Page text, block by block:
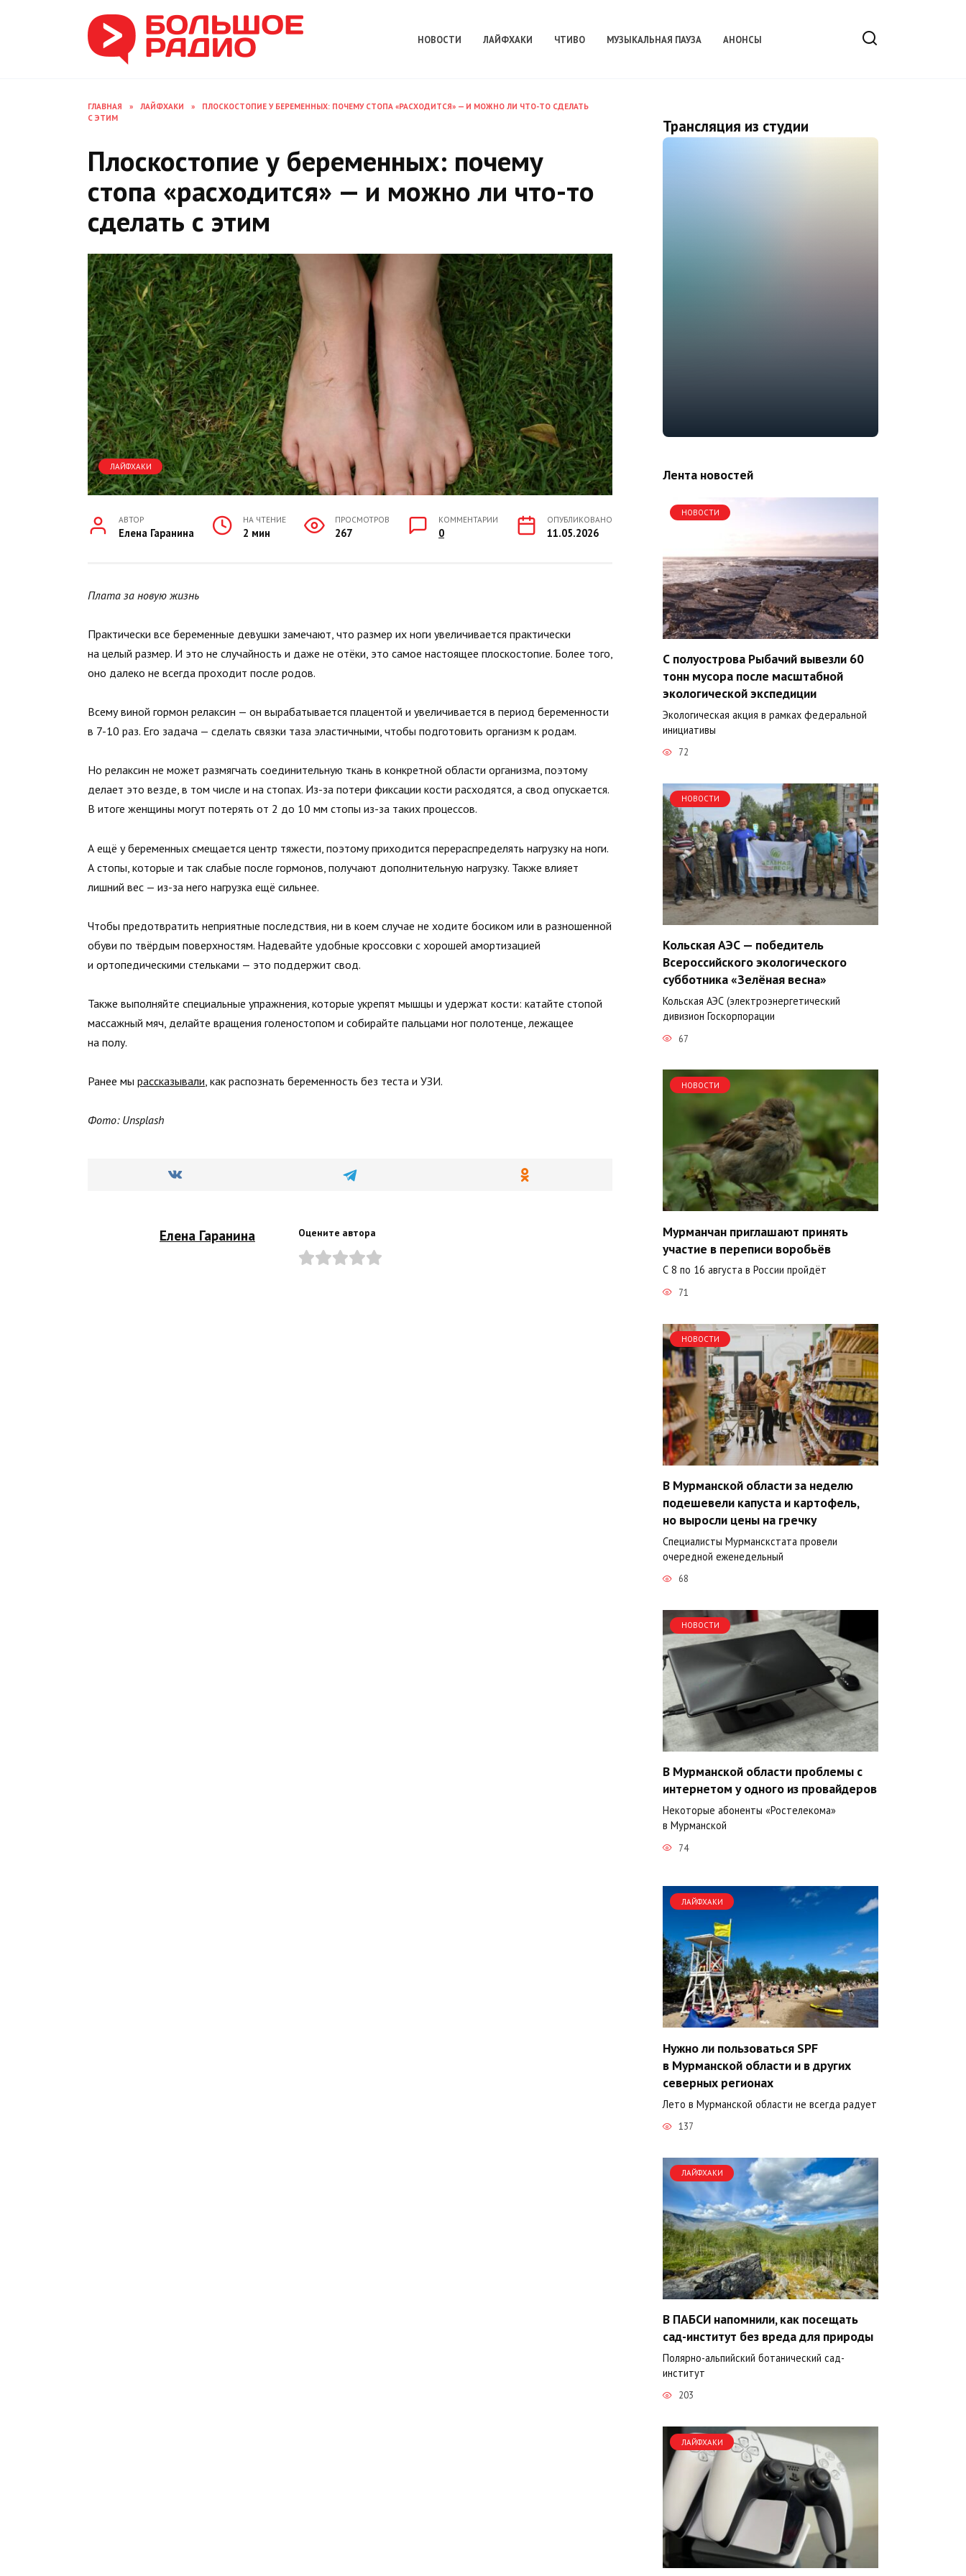
НОВОСТИ ЛАЙФХАКИ ЧТИВО МУЗЫКАЛЬНАЯ ПАУЗА АНОНСЫ
ГЛАВНАЯ » ЛАЙФХАКИ »
ПЛОСКОСТОПИЕ У БЕРЕМЕННЫХ: ПОЧЕМУ СТОПА «РАСХОДИТСЯ» — И МОЖНО ЛИ ЧТО-ТО СДЕЛАТЬ
С ЭТИМ
Плоскостопие у беременных: почему
стопа «расходится» — и можно ли что-то
сделать с этим
ЛАЙФХАКИ
АВТОР
Елена Гаранина
НА ЧТЕНИЕ
2 мин
ПРОСМОТРОВ
267
КОММЕНТАРИИ
0
ОПУБЛИКОВАНО
11.05.2026
Плата за новую жизнь
Практически все беременные девушки замечают, что размер их ноги увеличивается практически
на целый размер. И это не случайность и даже не отёки, это самое настоящее плоскостопие. Более того,
оно далеко не всегда проходит после родов.
Всему виной гормон релаксин — он вырабатывается плацентой и увеличивается в период беременности
в 7-10 раз. Его задача — сделать связки таза эластичными, чтобы подготовить организм к родам.
Но релаксин не может размягчать соединительную ткань в конкретной области организма, поэтому
делает это везде, в том числе и на стопах. Из-за потери фиксации кости расходятся, а свод опускается.
В итоге женщины могут потерять от 2 до 10 мм стопы из-за таких процессов.
А ещё у беременных смещается центр тяжести, поэтому приходится перераспределять нагрузку на ноги.
А стопы, которые и так слабые после гормонов, получают дополнительную нагрузку. Также влияет
лишний вес — из-за него нагрузка ещё сильнее.
Чтобы предотвратить неприятные последствия, ни в коем случае не ходите босиком или в разношенной
обуви по твёрдым поверхностям. Надевайте удобные кроссовки с хорошей амортизацией
и ортопедическими стельками — это поддержит свод.
Также выполняйте специальные упражнения, которые укрепят мышцы и удержат кости: катайте стопой
массажный мяч, делайте вращения голеностопом и собирайте пальцами ног полотенце, лежащее
на полу.
Ранее мы рассказывали, как распознать беременность без теста и УЗИ.
Фото: Unsplash
Елена Гаранина Оцените автора
Трансляция из студии
Лента новостей
НОВОСТИ
С полуострова Рыбачий вывезли 60
тонн мусора после масштабной
экологической экспедиции
Экологическая акция в рамках федеральной
инициативы
72
НОВОСТИ
Кольская АЭС — победитель
Всероссийского экологического
субботника «Зелёная весна»
Кольская АЭС (электроэнергетический
дивизион Госкорпорации
67
НОВОСТИ
Мурманчан приглашают принять
участие в переписи воробьёв
С 8 по 16 августа в России пройдёт
71
НОВОСТИ
В Мурманской области за неделю
подешевели капуста и картофель,
но выросли цены на гречку
Специалисты Мурманскстата провели
очередной еженедельный
68
НОВОСТИ
В Мурманской области проблемы с
интернетом у одного из провайдеров
Некоторые абоненты «Ростелекома»
в Мурманской
74
ЛАЙФХАКИ
Нужно ли пользоваться SPF
в Мурманской области и в других
северных регионах
Лето в Мурманской области не всегда радует
137
ЛАЙФХАКИ
В ПАБСИ напомнили, как посещать
сад-институт без вреда для природы
Полярно-альпийский ботанический сад-
институт
203
ЛАЙФХАКИ